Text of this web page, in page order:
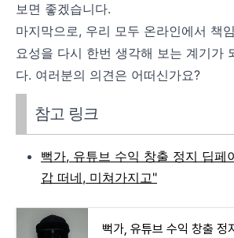
보면 좋겠습니다.
마지막으로, 우리 모두 온라인에서 책
요성을 다시 한번 생각해 보는 계기가
다. 여러분의 의견은 어떠신가요?
참고 링크
뻑가, 유튜브 수익 창출 정지 딥페
갑 떠네, 미쳐가지고"